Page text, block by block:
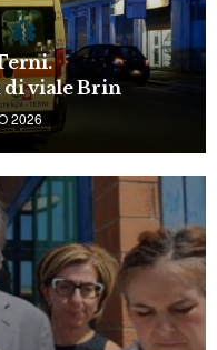
di viale Brin
2026